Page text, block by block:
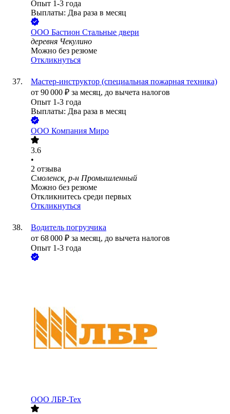
Опыт 1-3 года
Выплаты: Два раза в месяц
ООО Бастион Стальные двери
деревня Чекулино
Можно без резюме
Откликнуться
Мастер-инструктор (специальная пожарная техника)
от 90 000 ₽ за месяц, до вычета налогов
Опыт 1-3 года
Выплаты: Два раза в месяц
ООО Компания Миро
3.6
•
2 отзыва
Смоленск, р-н Промышленный
Можно без резюме
Откликнитесь среди первых
Откликнуться
Водитель погрузчика
от 68 000 ₽ за месяц, до вычета налогов
Опыт 1-3 года
ООО ЛБР-Тех